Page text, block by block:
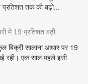
प्रतिशत तक की बढ़ो...
में 19 प्रतिशत बढ़ी
बिक्री सालाना आधार पर 19
रही। एक साल पहले इसी